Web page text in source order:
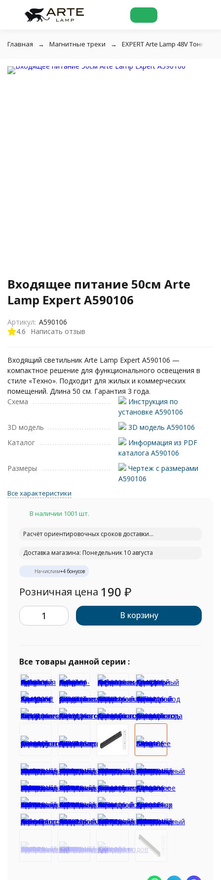
Главная Магнитные треки EXPERT Arte Lamp 48V Тонкая
Входящее питание 50см Arte
Lamp Expert A590106
4.6 Написать отзыв
Артикул: A590106
Входящий светильник Arte Lamp Expert A590106 —
компактное решение для функционального освещения в
стиле «Техно». Подходит для жилых и коммерческих
помещений. Длина 50 см. Гарантия 3 года.
Схема
Инструкция по
установке A590106
3D модель
3D модель A590106
Каталог
Информация из PDF
каталога A590106
Размеры
Чертеж с размерами
A590106
Все характеристики
В наличии 1001 шт.
Расчёт ориентировочных сроков доставки...
Доставка магазина: Понедельник 10 августа
Начислим+4 бонусов
Розничная цена 190 ₽
В корзину
Все товары данной серии :